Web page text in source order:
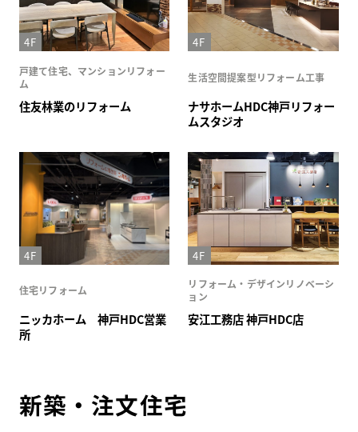
戸建て住宅、マンションリフォー
ム
住友林業のリフォーム
4F
生活空間提案型リフォーム工事
ナサホームHDC神戸リフォー
ムスタジオ
4F
住宅リフォーム
ニッカホーム 神戸HDC営業
所
4F
リフォーム・デザインリノベーシ
ョン
安江工務店 神戸HDC店
4F
新築・注文住宅